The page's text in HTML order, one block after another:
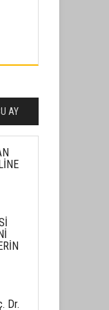
AY
Dr.